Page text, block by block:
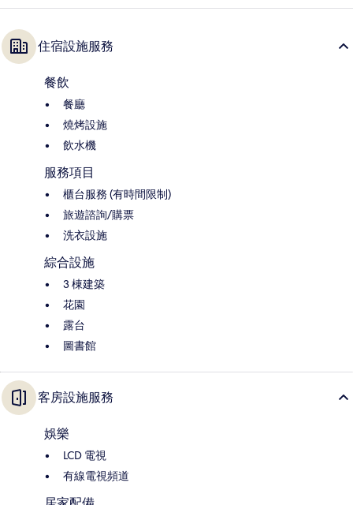
住宿設施服務
餐飲
餐廳
燒烤設施
飲水機
服務項目
櫃台服務 (有時間限制)
旅遊諮詢/購票
洗衣設施
綜合設施
3 棟建築
花園
露台
圖書館
客房設施服務
娛樂
LCD 電視
有線電視頻道